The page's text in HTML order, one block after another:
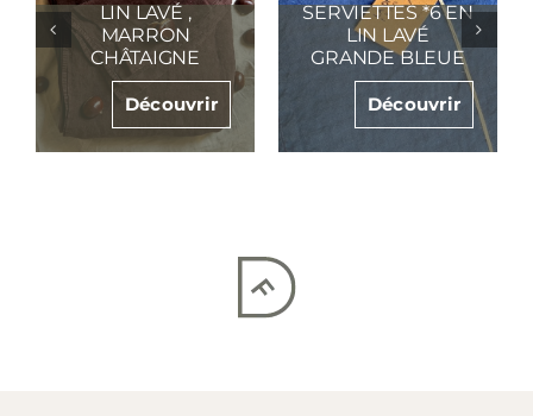
SERVIETTES *6 EN
LIN LAVÉ VERT
EUCALYPTUS
Découvrir
SERVIETTES *6 EN
LIN LAVÉ VERT
TILLEUL
Découvrir